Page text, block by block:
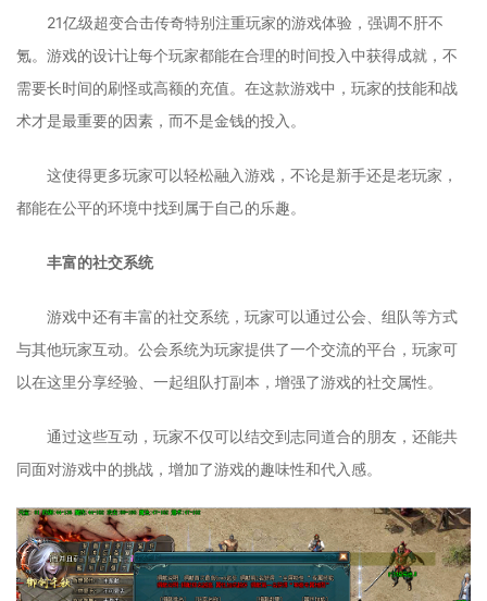
21亿级超变合击传奇特别注重玩家的游戏体验，强调不肝不
氪。游戏的设计让每个玩家都能在合理的时间投入中获得成就，不
需要长时间的刷怪或高额的充值。在这款游戏中，玩家的技能和战
术才是最重要的因素，而不是金钱的投入。
这使得更多玩家可以轻松融入游戏，不论是新手还是老玩家，
都能在公平的环境中找到属于自己的乐趣。
丰富的社交系统
游戏中还有丰富的社交系统，玩家可以通过公会、组队等方式
与其他玩家互动。公会系统为玩家提供了一个交流的平台，玩家可
以在这里分享经验、一起组队打副本，增强了游戏的社交属性。
通过这些互动，玩家不仅可以结交到志同道合的朋友，还能共
同面对游戏中的挑战，增加了游戏的趣味性和代入感。